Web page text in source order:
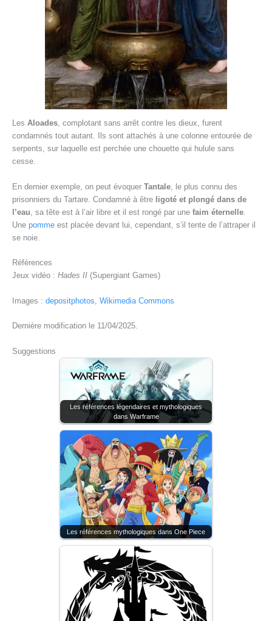
Les Aloades, complotant sans arrêt contre les dieux, furent
condamnés tout autant. Ils sont attachés à une colonne entourée de
serpents, sur laquelle est perchée une chouette qui hulule sans
cesse.
En dernier exemple, on peut évoquer Tantale , le plus connu des
prisonniers du Tartare. Condamné à être ligoté et plongé dans de
l’eau , sa tête est à l’air libre et il est rongé par une faim éternelle
Une pomme est placée devant lui, cependant, s’il tente de l’attraper il
se noie.
Références
Jeux vidéo : Hades II (Supergiant Games)
Images : depositphotos Wikimedia Commons
Dernière modification le 11/04/2025.
Suggestions
Les références légendaires et mythologiques
dans Warframe
Les références mythologiques dans One Piece